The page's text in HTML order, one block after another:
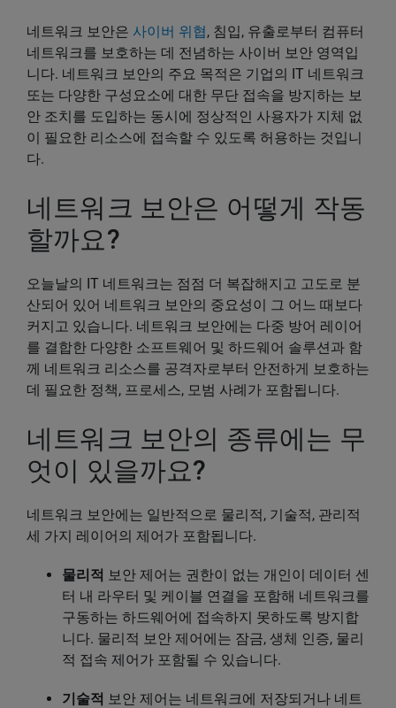
네트워크 보안은 사이버 위협, 침입, 유출로부터 컴퓨터
네트워크를 보호하는 데 전념하는 사이버 보안 영역입
니다. 네트워크 보안의 주요 목적은 기업의 IT 네트워크
또는 다양한 구성요소에 대한 무단 접속을 방지하는 보
안 조치를 도입하는 동시에 정상적인 사용자가 지체 없
이 필요한 리소스에 접속할 수 있도록 허용하는 것입니
다.
네트워크 보안은 어떻게 작동
할까요?
오늘날의 IT 네트워크는 점점 더 복잡해지고 고도로 분
산되어 있어 네트워크 보안의 중요성이 그 어느 때보다
커지고 있습니다. 네트워크 보안에는 다중 방어 레이어
를 결합한 다양한 소프트웨어 및 하드웨어 솔루션과 함
께 네트워크 리소스를 공격자로부터 안전하게 보호하는
데 필요한 정책, 프로세스, 모범 사례가 포함됩니다.
네트워크 보안의 종류에는 무
엇이 있을까요?
네트워크 보안에는 일반적으로 물리적, 기술적, 관리적
세 가지 레이어의 제어가 포함됩니다.
물리적 보안 제어는 권한이 없는 개인이 데이터 센
터 내 라우터 및 케이블 연결을 포함해 네트워크를
구동하는 하드웨어에 접속하지 못하도록 방지합
니다. 물리적 보안 제어에는 잠금, 생체 인증, 물리
적 접속 제어가 포함될 수 있습니다.
기술적 보안 제어는 네트워크에 저장되거나 네트